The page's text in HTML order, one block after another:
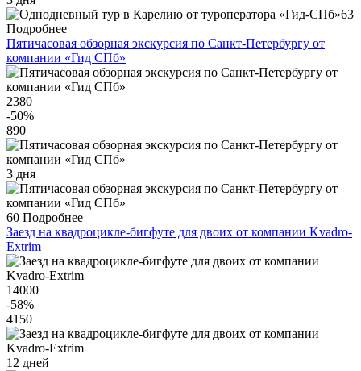
63
Подробнее
Пятичасовая обзорная экскурсия по Санкт-Петербургу от
компании «Гид СПб»
2380
-50%
890
3 дня
60 Подробнее
Заезд на квадроцикле-бигфуте для двоих от компании Kvadro-
Extrim
14000
-58%
4150
12 дней